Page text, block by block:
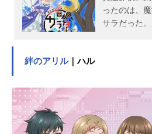
ったのは、
サラだった
に身をやつ
日々を送る
きる二人の
ほか、鬼畜
絆のアリル｜ハル